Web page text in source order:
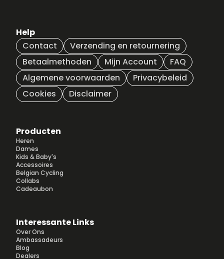
gekozen
worden
op
de
productpagina
worden
op
de
productpagina
Help
Contact
Verzending en retournering
Betaalmethoden
Mijn Account
FAQ
Algemene voorwaarden
Privacybeleid
Cookies
Disclaimer
Producten
Heren
Dames
Kids & Baby's
Accessoires
Belgian Cycling
Collabs
Cadeaubon
Interessante Links
Over Ons
Ambassadeurs
Blog
Dealers